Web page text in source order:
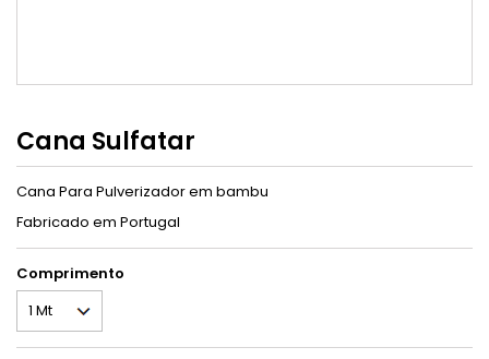
Cana Sulfatar
Cana Para Pulverizador em bambu
Fabricado em Portugal
Comprimento